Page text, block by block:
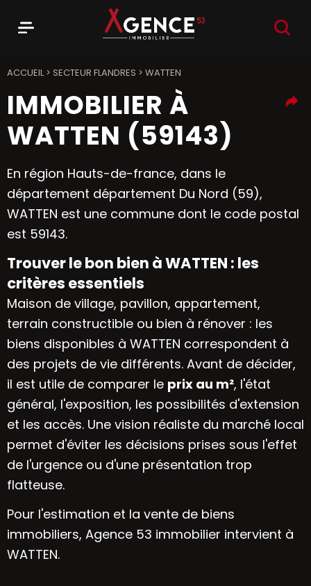
ACCUEIL> SECTEUR FLANDRES > WATTEN
IMMOBILIER À
WATTEN (59143)
En région Hauts-de-france, dans le
département département Du Nord (59),
WATTEN est une commune dont le code postal
est 59143.
Trouver le bon bien à WATTEN : les
critères essentiels
Maison de village, pavillon, appartement,
terrain constructible ou bien à rénover : les
biens disponibles à WATTEN correspondent à
des projets de vie différents. Avant de décider,
il est utile de comparer le prix au m², l'état
général, l'exposition, les possibilités d'extension
et les accès. Une vision réaliste du marché local
permet d'éviter les décisions prises sous l'effet
de l'urgence ou d'une présentation trop
flatteuse.
Pour l'estimation et la vente de biens
immobiliers, Agence 53 immobilier intervient à
WATTEN.